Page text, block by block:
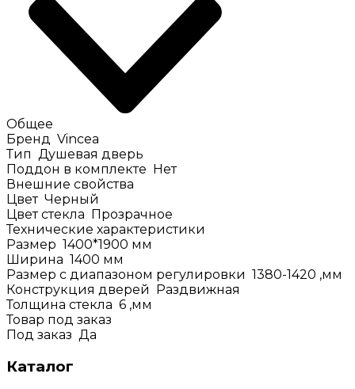
Общее
Бренд Vincea
Тип Душевая дверь
Поддон в комплекте
Нет
Внешние свойства
Цвет Черный
Цвет стекла
Прозрачное
Технические характеристики
Размер 1400*1900 мм
Ширина 1400 мм
Размер с диапазоном регулировки 1380-1420 ,мм
Конструкция дверей
Раздвижная
Толщина стекла 6 ,мм
Товар под заказ
Под заказ Да
Каталог